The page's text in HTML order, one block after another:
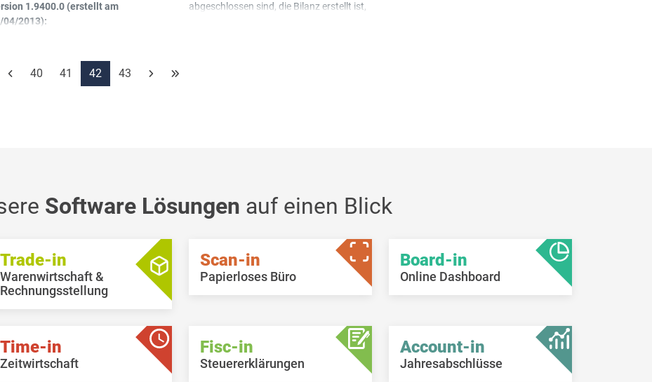
1.9400.0 (erstellt am
04/2013):
Bei Eingabe einer
Lieferantenreferenz eines blockieren
abgeschlossen sind, die Bilanz erstellt ist,
40 41 42 43
Software Lösungen auf einen Blick
Trade-in
Warenwirtschaft &
Rechnungsstellung
Scan-in
Papierloses Büro
Board-in
Online Dashboard
Time-in
Zeitwirtschaft
Fisc-in
Steuererklärungen
Account-in
Jahresabschlüsse